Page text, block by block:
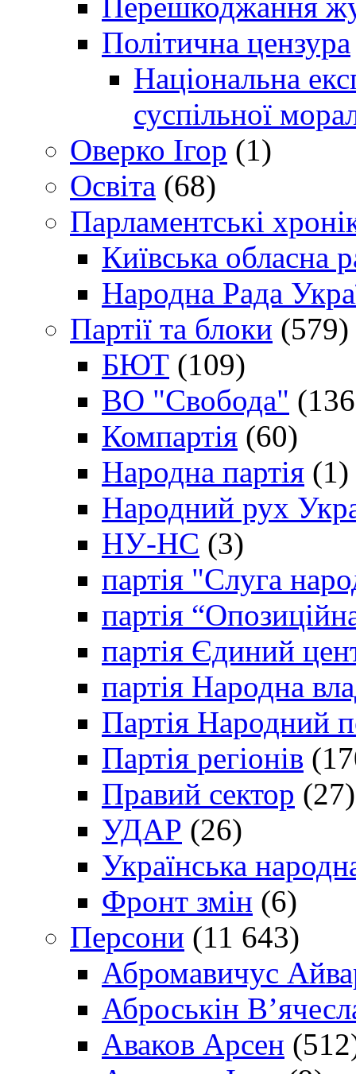
Політична цензура
Національна
суспільної
Оверко Ігор (1)
Освіта (68)
Парламентські
Київська обласна
Народна Рада
Партії та блоки (579)
БЮТ (109)
ВО "Свобода"
Компартія (60)
Народна партія (1)
Народний рух
НУ-НС (3)
партія "Слуга
партія
партія Єдиний
партія Народна
Партія Народний
Партія регіонів
Правий сектор (27)
УДАР (26)
Українська
Фронт змін (6)
Персони (11 643)
Абромавичус
Аброськін
Аваков Арсен